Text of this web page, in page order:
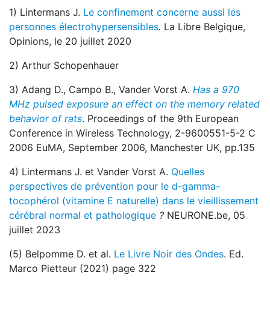
1) Lintermans J. Le confinement concerne aussi les
personnes électrohypersensibles. La Libre Belgique,
Opinions, le 20 juillet 2020
2) Arthur Schopenhauer
3) Adang D., Campo B., Vander Vorst A. Has a 970
MHz pulsed exposure an effect on the memory related
behavior of rats. Proceedings of the 9th European
Conference in Wireless Technology, 2-9600551-5-2 C
2006 EuMA, September 2006, Manchester UK, pp.135
4) Lintermans J. et Vander Vorst A. Quelles
perspectives de prévention pour le d-gamma-
tocophérol (vitamine E naturelle) dans le vieillissement
cérébral normal et pathologique ? NEURONE.be, 05
juillet 2023
(5) Belpomme D. et al. Le Livre Noir des Ondes. Ed.
Marco Pietteur (2021) page 322